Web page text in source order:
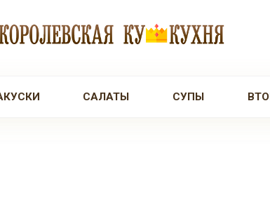
САЛАТЫ СУПЫ